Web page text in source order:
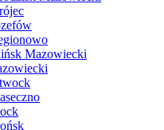
Mazowiecki